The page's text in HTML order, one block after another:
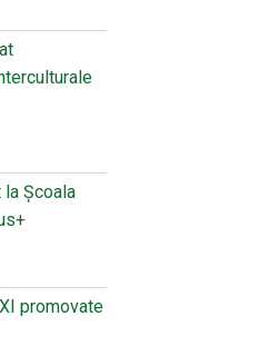
la Școala
promovate